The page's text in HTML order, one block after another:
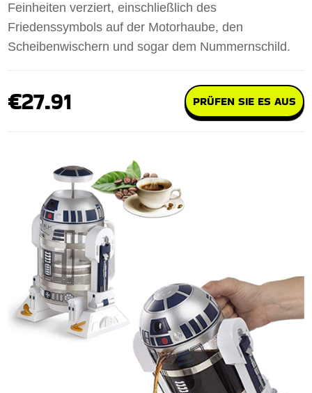
Feinheiten verziert, einschließlich des
Friedenssymbols auf der Motorhaube, den
Scheibenwischern und sogar dem Nummernschild.
€27.91 PRÜFEN SIE ES AUS